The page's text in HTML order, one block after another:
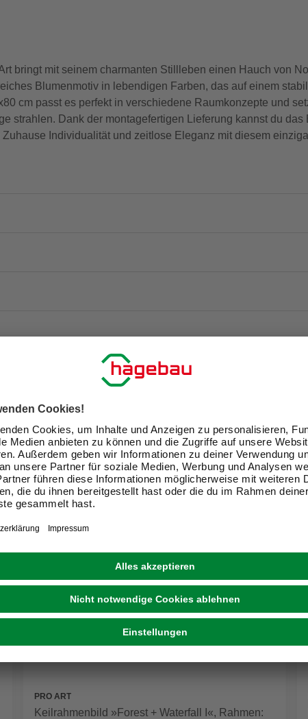
bringt mit seinem charmanten Stillleben einen Hauch von
Blumenmotiv in lebendigen Farben, das auf einem
cm passt es perfekt in verschiedene Raumkonzepte und
strahlen. Dank der montagefertigen Lieferung kannst du
Individualität und zeitlose Eleganz mit diesem
PRO ART
Keilrahmenbild »Forest + Waterfall I«, Rahmen: